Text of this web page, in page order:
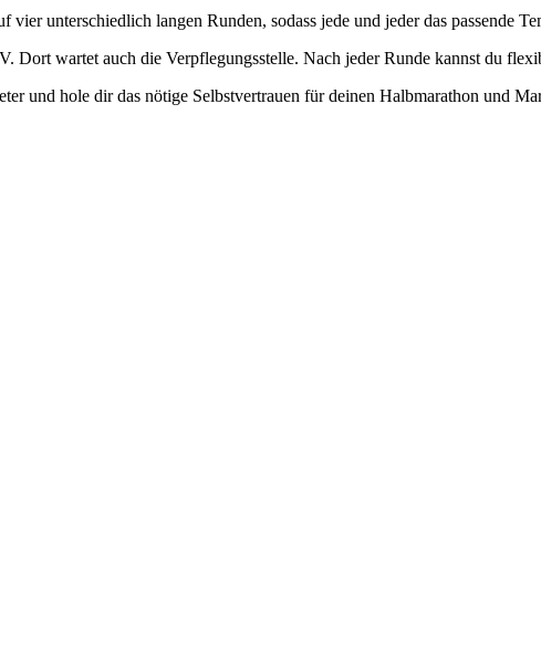
unterschiedlich langen Runden, sodass jede und jeder das passende
Dort wartet auch die Verpflegungsstelle. Nach jeder Runde kannst du
und hole dir das nötige Selbstvertrauen für deinen Halbmarathon und